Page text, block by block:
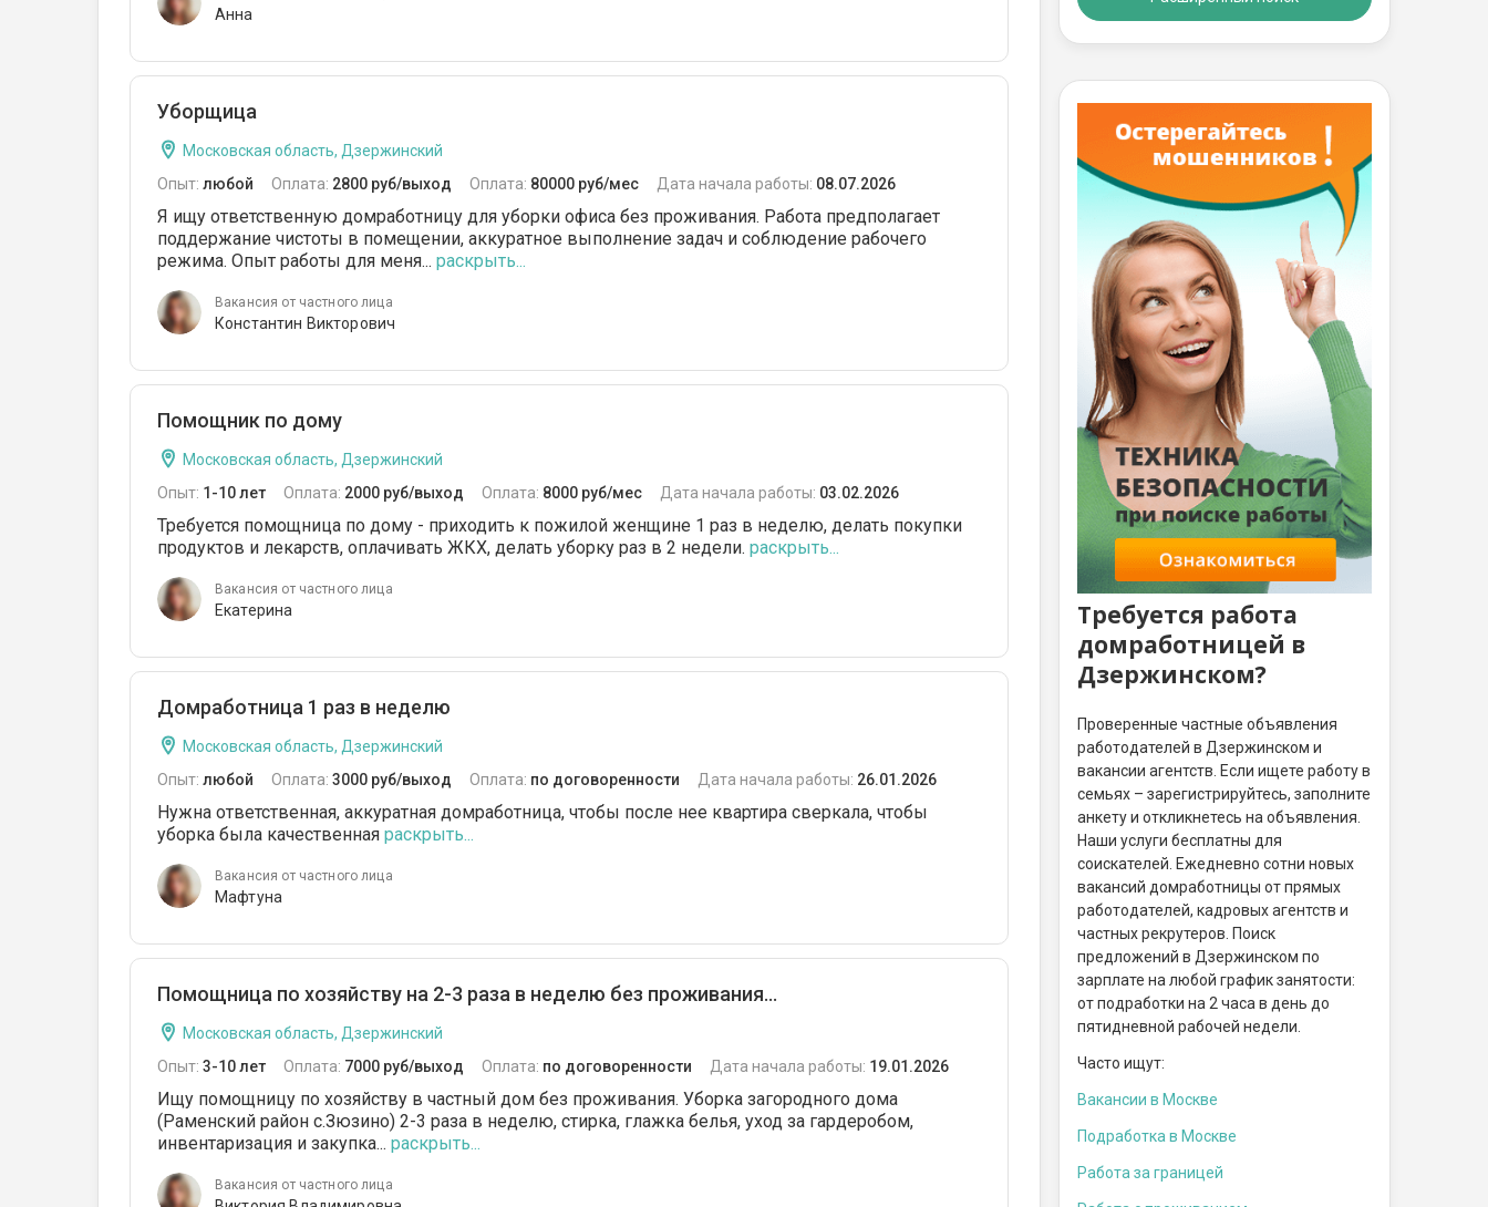
Парогенератор
поверхностями
Банкетная сервировка
стола
Анна
Уборщица
Московская область, Дзержинский
Опыт: любой Оплата: 2800 руб/выход Оплата: 80000 руб/мес Дата начала работы: 08.07.2026
Я ищу ответственную домработницу для уборки офиса без проживания. Работа предполагает
поддержание чистоты в помещении, аккуратное выполнение задач и соблюдение рабочего
режима. Опыт работы для меня... раскрыть...
Вакансия от частного лица
Константин Викторович
Помощник по дому
Московская область, Дзержинский
Опыт: 1-10 лет Оплата: 2000 руб/выход Оплата: 8000 руб/мес Дата начала работы: 03.02.2026
Требуется помощница по дому - приходить к пожилой женщине 1 раз в неделю, делать покупки
продуктов и лекарств, оплачивать ЖКХ, делать уборку раз в 2 недели. раскрыть...
Вакансия от частного лица
Екатерина
Домработница 1 раз в неделю
Московская область, Дзержинский
Опыт: любой Оплата: 3000 руб/выход Оплата: по договоренности Дата начала работы: 26.01.2026
Нужна ответственная, аккуратная домработница, чтобы после нее квартира сверкала, чтобы
уборка была качественная раскрыть...
Вакансия от частного лица
Мафтуна
Помощница по хозяйству на 2-3 раза в неделю без проживания...
Московская область, Дзержинский
Опыт: 3-10 лет Оплата: 7000 руб/выход Оплата: по договоренности Дата начала работы: 19.01.2026
Ищу помощницу по хозяйству в частный дом без проживания. Уборка загородного дома
(Раменский район с.Зюзино) 2-3 раза в неделю, стирка, глажка белья, уход за гардеробом,
инвентаризация и закупка... раскрыть...
Вакансия от частного лица
Требуется работа
домработницей в
Дзержинском?
Проверенные частные объявления
работодателей в Дзержинском и
вакансии агентств. Если ищете работу в
семьях – зарегистрируйтесь, заполните
анкету и откликнетесь на объявления.
Наши услуги бесплатны для
соискателей. Ежедневно сотни новых
вакансий домработницы от прямых
работодателей, кадровых агентств и
частных рекрутеров. Поиск
предложений в Дзержинском по
зарплате на любой график занятости:
от подработки на 2 часа в день до
пятидневной рабочей недели.
Часто ищут:
Вакансии в Москве
Подработка в Москве
Работа за границей